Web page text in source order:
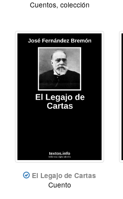
Cuentos, colección
El Legajo de Cartas
Cuento